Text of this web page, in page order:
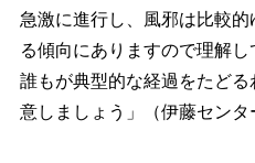
急激に進行し、風邪は比較
る傾向にありますので理解し
誰もが典型的な経過をたど
意しましょう」（伊藤センタ